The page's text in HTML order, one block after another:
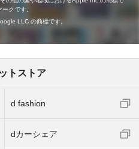
クです。
LLC の商標です。
トストア
d fashion
dカーシェア